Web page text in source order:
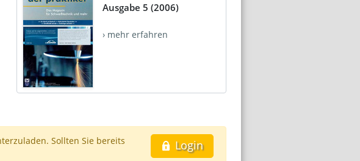
Ausgabe 5 (2006)
› mehr erfahren
Login
Sollten Sie bereits